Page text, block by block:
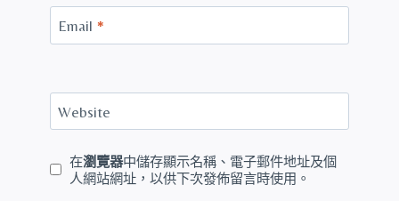
Email *
Website
在瀏覽器中儲存顯示名稱、電子郵件地址及個
人網站網址，以供下次發佈留言時使用。